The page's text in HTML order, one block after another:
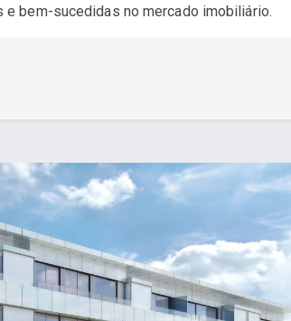
bem-sucedidas no mercado imobiliário.